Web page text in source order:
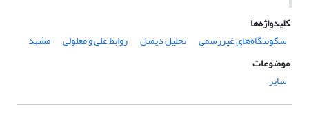
کلیدواژه‌ها
سکونتگاه‌های غیررسمی
تحلیل دیمتل روابط علی و معلولی
مشهد
موضوعات
سایر